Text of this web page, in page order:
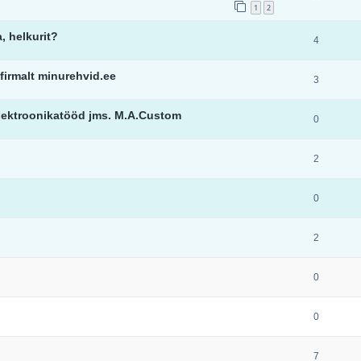
1 2
helkurit? 4
minurehvid.ee 3
jms. M.A.Custom 0
2
0
2
0
0
7